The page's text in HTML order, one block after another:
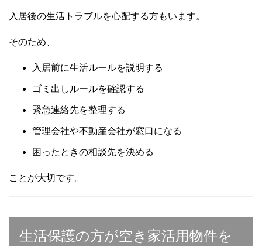
入居後の生活トラブルを心配する方もいます。
そのため、
入居前に生活ルールを説明する
ゴミ出しルールを確認する
緊急連絡先を整理する
管理会社や不動産会社が窓口になる
困ったときの相談先を決める
ことが大切です。
生活保護の方が空き家活用物件を